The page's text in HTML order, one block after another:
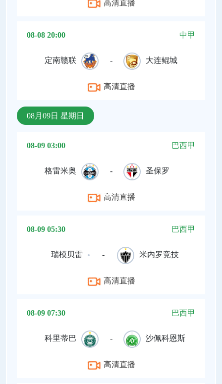
高清直播
08-08 20:00 中甲
定南赣联 - 大连鲲城
高清直播
08月09日 星期日
08-09 03:00 巴西甲
格雷米奥 - 圣保罗
高清直播
08-09 05:30 巴西甲
瑞模贝雷 - 米内罗竞技
高清直播
08-09 07:30 巴西甲
科里蒂巴 - 沙佩科恩斯
高清直播